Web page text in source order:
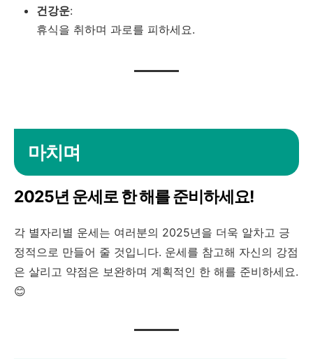
건강운:
휴식을 취하며 과로를 피하세요.
마치며
2025년 운세로 한 해를 준비하세요!
각 별자리별 운세는 여러분의 2025년을 더욱 알차고 긍
정적으로 만들어 줄 것입니다. 운세를 참고해 자신의 강점
은 살리고 약점은 보완하며 계획적인 한 해를 준비하세요.
😊